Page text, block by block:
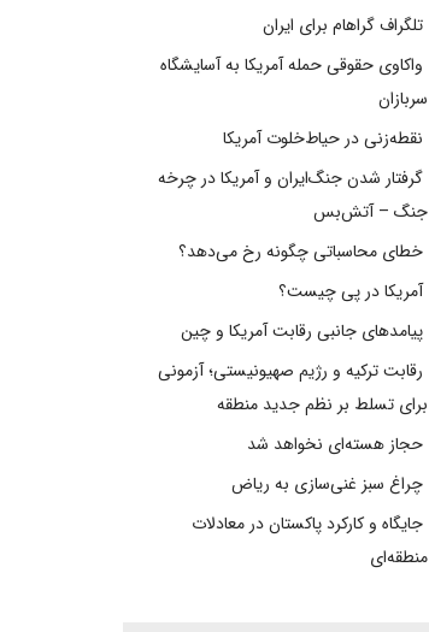
تلگراف گراهام برای ایران
واکاوی حقوقی حمله آمریکا به آسایشگاه
سربازان
نقطه‌زنی در حیاط‌خلوت آمریکا
گرفتار شدن جنگ‌ایران و آمریکا در چرخه
جنگ – آتش‌بس
خطای محاسباتی چگونه رخ می‌دهد؟
آمریکا در پی چیست؟
پیامدهای جانبی رقابت آمریکا و چین
رقابت ترکیه و رژیم صهیونیستی؛ آزمونی
برای تسلط بر نظم جدید منطقه
حجاز هسته‌ای نخواهد شد
چراغ سبز غنی‌سازی به ریاض
جایگاه و کارکرد پاکستان در معادلات
منطقه‌ای